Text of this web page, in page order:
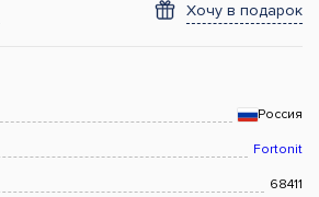
Хочу в подарок
Россия
Fortonit
68411